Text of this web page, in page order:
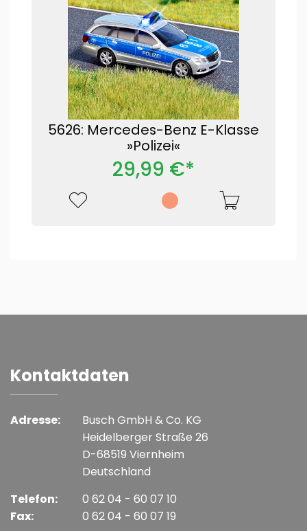
5626: Mercedes-Benz E-Klasse
»Polizei«
29,99 €*
Kontaktdaten
Adresse:
Busch GmbH & Co. KG
Heidelberger Straße 26
D-68519 Viernheim
Deutschland
Telefon:
Fax:
0 62 04 - 60 07 10
0 62 04 - 60 07 19